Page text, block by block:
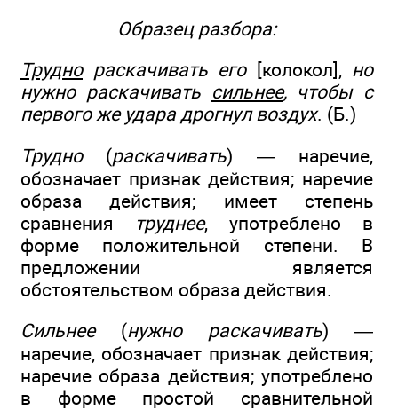
Образец разбора:
Труднораскачивать его[колокол], но
нужно раскачивать сильнее, чтобы с
первого же удара дрогнул воздух. (Б.)
Трудно(раскачивать) — наречие,
обозначает признак действия; наречие
образа действия; имеет степень
сравнения
труднее, употреблено в
форме положительной степени. В
предложении является
обстоятельством образа действия.
Сильнее(нужно раскачивать) —
наречие, обозначает признак действия;
наречие образа действия; употреблено
в форме простой сравнительной